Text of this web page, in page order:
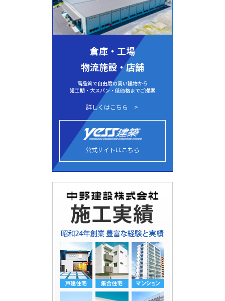
倉庫・工場
物流施設・店舗
高品質で自由度の高い建物から
短工期・大スパン・低価格までご提案
詳しくはこちら
公式サイトはこちら